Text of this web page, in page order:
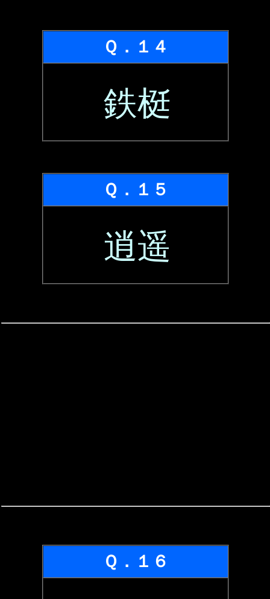
Ｑ．１４
鉄梃
Ｑ．１５
逍遥
Ｑ．１６